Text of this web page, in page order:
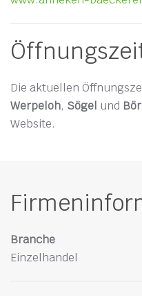
Die aktuellen
Werpeloh, Sögel und
Website.
Branche
Einzelhandel